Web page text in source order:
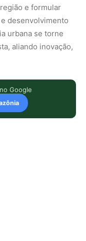
e formular
desenvolvimento
urbana se torne
aliando inovação,
Google